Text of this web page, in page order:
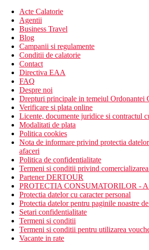
Acte Calatorie
Agentii
Business Travel
Blog
Campanii si regulamente
Conditii de calatorie
Contact
Directiva EAA
FAQ
Despre noi
Drepturi principale in temeiul Ordonantei
Verificare si plata online
Licente, documente juridice si contractul
Modalitati de plata
Politica cookies
Nota de informare privind protectia
afaceri
Politica de confidentialitate
Termeni si conditii privind
Partener DERTOUR
PROTECTIA CONSUMATORILOR -
Protectia datelor cu caracter personal
Protectia datelor pentru paginile noastre
Setari confidentialitate
Termeni si conditii
Termeni si conditii pentru utilizarea
Vacante in rate